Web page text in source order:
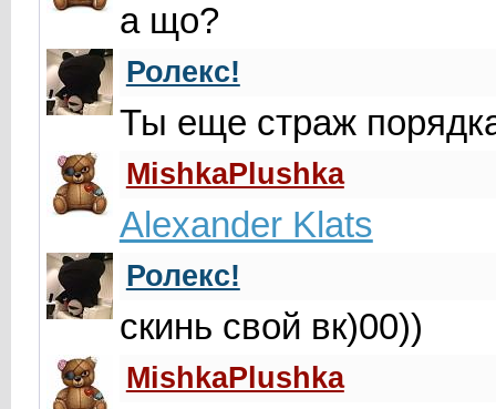
а що?
Ролекс!
Ты еще страж
MishkaPlushka
Alexander Klats
Ролекс!
скинь свой вк)00))
MishkaPlushka